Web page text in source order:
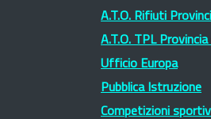
A.T.O. Rifiuti
A.T.O. TPL
Ufficio Europa
Pubblica Istruzione
Competizioni